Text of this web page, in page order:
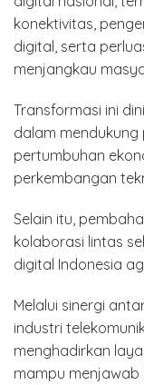
konektivitas,
digital, serta
menjangkau
Transformasi ini
dalam mendukung
pertumbuhan
perkembangan
Selain itu,
kolaborasi lintas
digital Indonesia
Melalui sinergi
industri
menghadirkan
mampu